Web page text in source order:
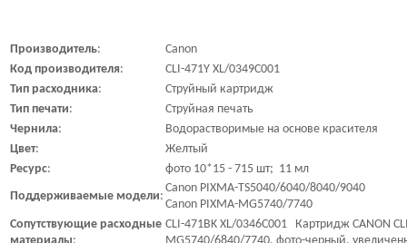
Производитель:
Canon
Код производителя:
CLI-471Y XL/0349C001
Тип расходника:
Струйный картридж
Тип печати:
Струйная печать
Чернила:
Водорастворимые на основе красителя
Цвет:
Желтый
Ресурс:
фото 10*15 - 715 шт; 11 мл
Поддерживаемые модели:
Canon PIXMA-TS5040/6040/8040/9040
Canon PIXMA-MG5740/7740
Сопутствующие расходные CLI-471BK XL/0346C001 Картридж CANON